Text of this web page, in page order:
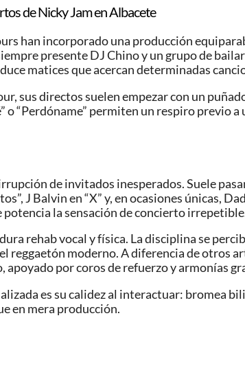
de Nicky Jamen Albacete
han incorporado una producción
presente DJ Chino y un grupo de
matices que acercan determinadas
sus directos suelen empezar con un
o “Perdóname” permiten un respiro previo a
de invitados inesperados. Suele
J Balvin en “X” y, en ocasiones únicas,
la sensación de concierto
rehab vocal y física. La disciplina se
reggaetón moderno. A diferencia de otros
por coros de refuerzo y armonías
es su calidez al interactuar: bromea
en mera producción.